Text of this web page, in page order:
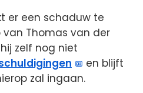
er een schaduw te
Thomas van der
zelf nog niet
en blijft
zal ingaan.